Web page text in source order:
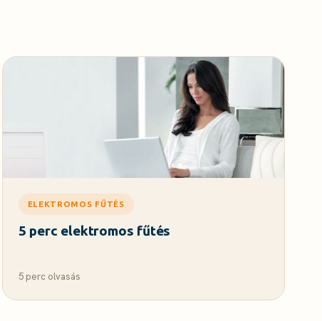
ELEKTROMOS FŰTÉS
5 perc elektromos fűtés
5 perc olvasás